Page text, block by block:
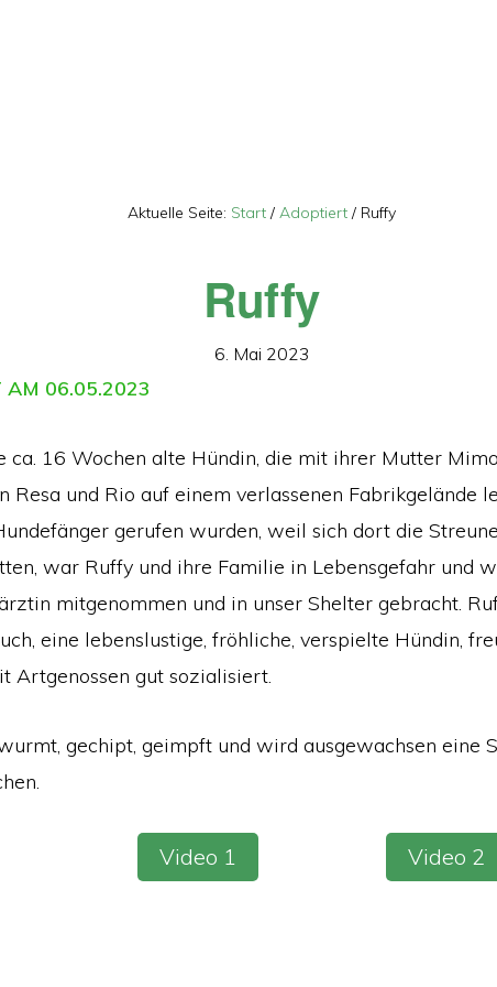
Aktuelle Seite: Start / Adoptiert / Ruffy
Ruffy
6. Mai 2023
AM 06.05.2023
ca. 16 Wochen alte Hündin, die mit ihrer Mutter
Resa und Rio auf einem verlassenen Fabrikgelände
gerufen wurden, weil sich dort die
war Ruffy und ihre Familie in Lebensgefahr und
mitgenommen und in unser Shelter gebracht.
eine lebenslustige, fröhliche, verspielte Hündin,
Artgenossen gut sozialisiert.
gechipt, geimpft und wird ausgewachsen eine
Video 1 Video 2